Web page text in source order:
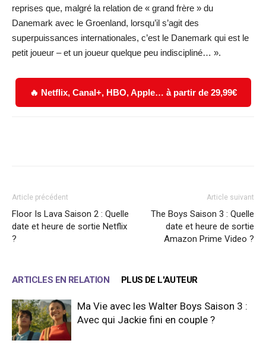
reprises que, malgré la relation de « grand frère » du
Danemark avec le Groenland, lorsqu’il s’agit des
superpuissances internationales, c’est le Danemark qui est le
petit joueur – et un joueur quelque peu indiscipliné… ».
🔥 Netflix, Canal+, HBO, Apple… à partir de 29,99€
Article précédent
Floor Is Lava Saison 2 : Quelle
date et heure de sortie Netflix
?
Article suivant
The Boys Saison 3 : Quelle
date et heure de sortie
Amazon Prime Video ?
ARTICLES EN RELATION PLUS DE L'AUTEUR
Ma Vie avec les Walter Boys Saison 3 :
Avec qui Jackie fini en couple ?